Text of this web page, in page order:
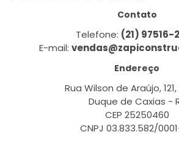
Contato
Telefone: (21) 97516-
E-mail:
Endereço
Rua Wilson de Araújo,
Duque de Caxias -
CEP 25250460
CNPJ 03.833.582/